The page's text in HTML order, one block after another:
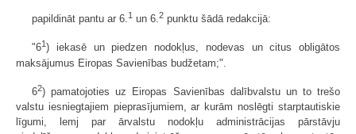
papildināt pantu ar 6.1 un 6.2 punktu šādā redakcijā:
"61 ) iekasē un piedzen nodokļus, nodevas un citus obligātos
maksājumus Eiropas Savienības budžetam;".
62) pamatojoties uz Eiropas Savienības dalībvalstu un to trešo
valstu iesniegtajiem pieprasījumiem, ar kurām noslēgti starptautiskie
līgumi, lemj par ārvalstu nodokļu administrācijas pārstāvju